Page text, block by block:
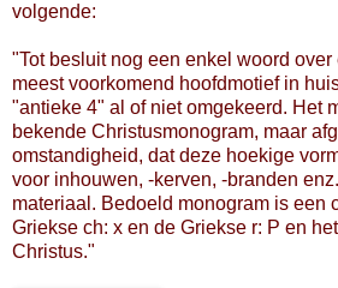
volgende:
"Tot besluit nog een enkel woord
meest voorkomend hoofdmotief in
"antieke 4" al of niet omgekeerd. Het
bekende Christusmonogram, maar
omstandigheid, dat deze hoekige
voor inhouwen, -kerven, -branden
materiaal. Bedoeld monogram is een
Griekse ch: x en de Griekse r: P en
Christus."